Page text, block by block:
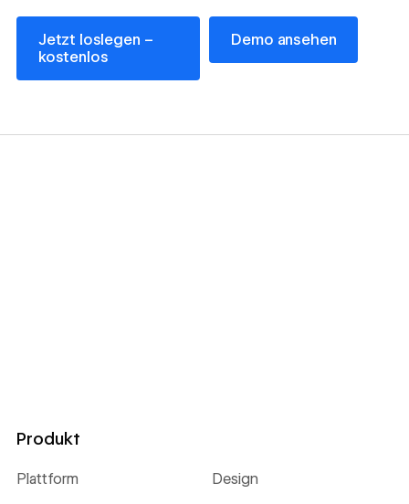
Jetzt loslegen –
kostenlos
Jetzt loslegen – kostenlos
Demo ansehen
Demo ansehen
Produkt
Plattform Design